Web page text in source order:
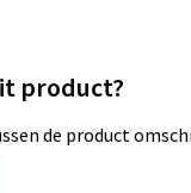
product?
de product